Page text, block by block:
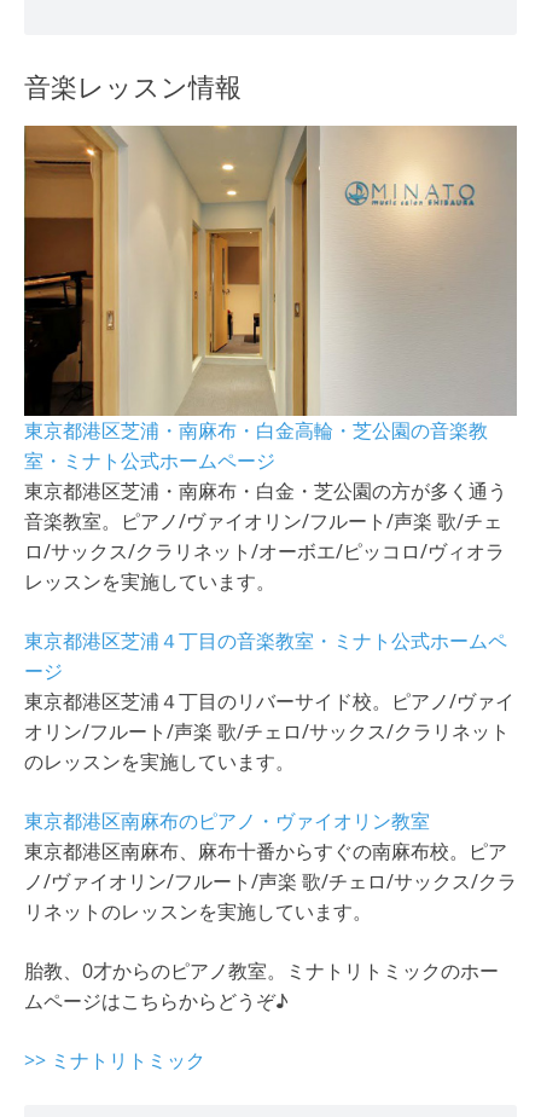
音楽レッスン情報
東京都港区芝浦・南麻布・白金高輪・芝公園の音楽教
室・ミナト公式ホームページ
東京都港区芝浦・南麻布・白金・芝公園の方が多く通う
音楽教室。ピアノ/ヴァイオリン/フルート/声楽 歌/チェ
ロ/サックス/クラリネット/オーボエ/ピッコロ/ヴィオラ
レッスンを実施しています。
東京都港区芝浦４丁目の音楽教室・ミナト公式ホームペ
ージ
東京都港区芝浦４丁目のリバーサイド校。ピアノ/ヴァイ
オリン/フルート/声楽 歌/チェロ/サックス/クラリネット
のレッスンを実施しています。
東京都港区南麻布のピアノ・ヴァイオリン教室
東京都港区南麻布、麻布十番からすぐの南麻布校。ピア
ノ/ヴァイオリン/フルート/声楽 歌/チェロ/サックス/クラ
リネットのレッスンを実施しています。
胎教、0才からのピアノ教室。ミナトリトミックのホー
ムページはこちらからどうぞ♪
>> ミナトリトミック